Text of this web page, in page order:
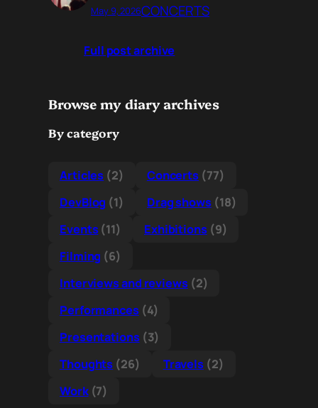
May 9, 2026CONCERTS
Full post archive
Browse my diary archives
By category
Articles (2) Concerts (77)
DevBlog (1) Drag shows(18)
Events(11) Exhibitions(9)
Filming (6)
Interviews and reviews(2)
Performances(4)
Presentations(3)
Thoughts (26) Travels (2)
Work(7)